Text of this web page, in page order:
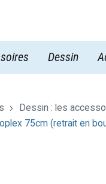
Dessin
Dessin : les
75cm (retrait en